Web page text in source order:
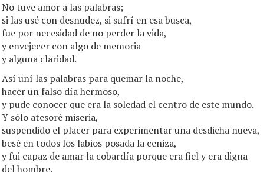
No tuve amor a las palabras;
si las usé con desnudez, si sufrí en esa busca,
fue por necesidad de no perder la vida,
y envejecer con algo de memoria
y alguna claridad.
Así uní las palabras para quemar la noche,
hacer un falso día hermoso,
y pude conocer que era la soledad el centro de este mundo.
Y sólo atesoré miseria,
suspendido el placer para experimentar una desdicha nueva,
besé en todos los labios posada la ceniza,
y fui capaz de amar la cobardía porque era fiel y era digna
del hombre.